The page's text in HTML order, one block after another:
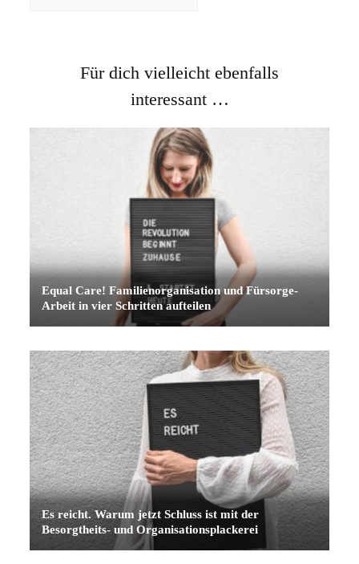
Für dich vielleicht ebenfalls
interessant …
Equal Care! Familienorganisation und Fürsorge-
Arbeit in vier Schritten aufteilen
Es reicht. Warum jetzt Schluss ist mit der
Besorgtheits- und Organisationsplackerei